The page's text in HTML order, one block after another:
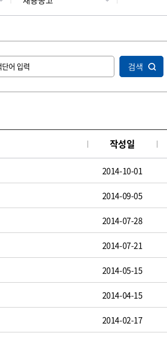
검색
작성일
2014-10-01
2014-09-05
2014-07-28
2014-07-21
2014-05-15
2014-04-15
2014-02-17